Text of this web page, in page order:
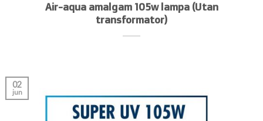
Air-aqua amalgam 105w lampa (Utan
transformator)
02
jun